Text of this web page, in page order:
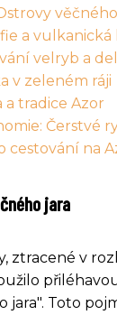
a vulkanická
velryb a
v zeleném ráji
tradice Azor
Čerstvé
cestování na
jara
ztracené v
jara". Toto